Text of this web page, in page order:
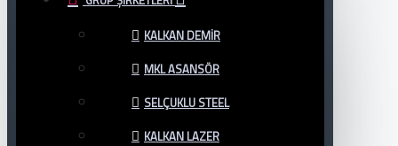
KALKAN DEMİR
MKL ASANSÖR
SELÇUKLU STEEL
KALKAN LAZER